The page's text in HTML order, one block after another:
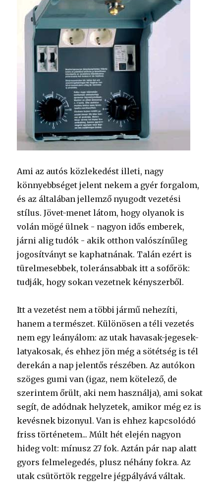
Ami az autós közlekedést illeti, nagy
könnyebbséget jelent nekem a gyér forgalom,
és az általában jellemző nyugodt vezetési
stílus. Jövet-menet látom, hogy olyanok is
volán mögé ülnek - nagyon idős emberek,
járni alig tudók - akik otthon valószínűleg
jogosítványt se kaphatnának. Talán ezért is
türelmesebbek, toleránsabbak itt a sofőrök:
tudják, hogy sokan vezetnek kényszerből.
Itt a vezetést nem a többi jármű nehezíti,
hanem a természet. Különösen a téli vezetés
nem egy leányálom: az utak havasak-jegesek-
latyakosak, és ehhez jön még a sötétség is tél
derekán a nap jelentős részében. Az autókon
szöges gumi van (igaz, nem kötelező, de
szerintem őrült, aki nem használja), ami sokat
segít, de adódnak helyzetek, amikor még ez is
kevésnek bizonyul. Van is ehhez kapcsolódó
friss történetem... Múlt hét elején nagyon
hideg volt: mínusz 27 fok. Aztán pár nap alatt
gyors felmelegedés, plusz néhány fokra. Az
utak csütörtök reggelre jégpályává váltak.